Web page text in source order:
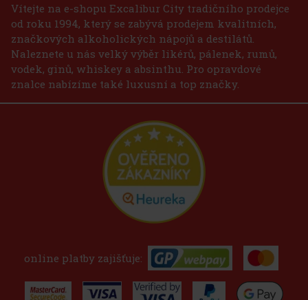
Vítejte na e-shopu Excalibur City tradičního prodejce
od roku 1994, který se zabývá prodejem kvalitních,
značkových alkoholických nápojů a destilátů.
Naleznete u nás velký výběr likérů, pálenek, rumů,
vodek, ginů, whiskey a absinthu. Pro opravdové
znalce nabízíme také luxusní a top značky.
online platby zajišťuje: